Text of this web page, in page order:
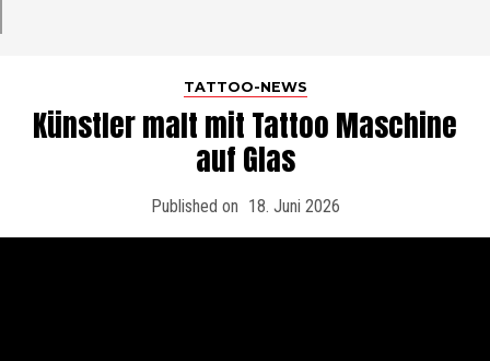
TATTOO-NEWS
Künstler malt mit Tattoo Maschine
auf Glas
Published on 18. Juni 2026